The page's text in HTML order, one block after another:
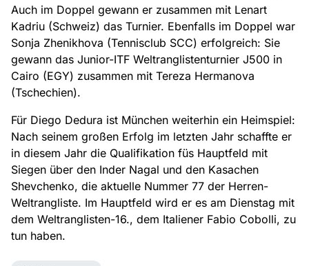
Auch im Doppel gewann er zusammen mit Lenart
Kadriu (Schweiz) das Turnier. Ebenfalls im Doppel war
Sonja Zhenikhova (Tennisclub SCC) erfolgreich: Sie
gewann das Junior-ITF Weltranglistenturnier J500 in
Cairo (EGY) zusammen mit Tereza Hermanova
(Tschechien).
Für Diego Dedura ist München weiterhin ein Heimspiel:
Nach seinem großen Erfolg im letzten Jahr schaffte er
in diesem Jahr die Qualifikation füs Hauptfeld mit
Siegen über den Inder Nagal und den Kasachen
Shevchenko, die aktuelle Nummer 77 der Herren-
Weltrangliste. Im Hauptfeld wird er es am Dienstag mit
dem Weltranglisten-16., dem Italiener Fabio Cobolli, zu
tun haben.